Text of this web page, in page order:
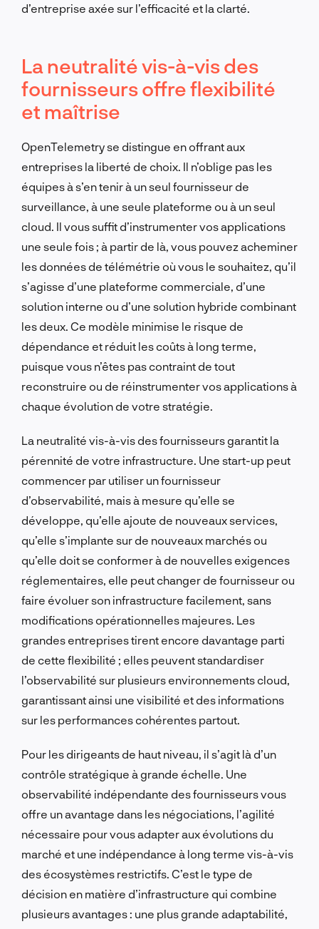
d’entreprise axée sur l’efficacité et la clarté.
La neutralité vis-à-vis des
fournisseurs offre flexibilité
et maîtrise
OpenTelemetry se distingue en offrant aux
entreprises la liberté de choix. Il n’oblige pas les
équipes à s’en tenir à un seul fournisseur de
surveillance, à une seule plateforme ou à un seul
cloud. Il vous suffit d’instrumenter vos applications
une seule fois ; à partir de là, vous pouvez acheminer
les données de télémétrie où vous le souhaitez, qu’il
s’agisse d’une plateforme commerciale, d’une
solution interne ou d’une solution hybride combinant
les deux. Ce modèle minimise le risque de
dépendance et réduit les coûts à long terme,
puisque vous n’êtes pas contraint de tout
reconstruire ou de réinstrumenter vos applications à
chaque évolution de votre stratégie.
La neutralité vis-à-vis des fournisseurs garantit la
pérennité de votre infrastructure. Une start-up peut
commencer par utiliser un fournisseur
d’observabilité, mais à mesure qu’elle se
développe, qu’elle ajoute de nouveaux services,
qu’elle s’implante sur de nouveaux marchés ou
qu’elle doit se conformer à de nouvelles exigences
réglementaires, elle peut changer de fournisseur ou
faire évoluer son infrastructure facilement, sans
modifications opérationnelles majeures. Les
grandes entreprises tirent encore davantage parti
de cette flexibilité ; elles peuvent standardiser
l’observabilité sur plusieurs environnements cloud,
garantissant ainsi une visibilité et des informations
sur les performances cohérentes partout.
Pour les dirigeants de haut niveau, il s’agit là d’un
contrôle stratégique à grande échelle. Une
observabilité indépendante des fournisseurs vous
offre un avantage dans les négociations, l’agilité
nécessaire pour vous adapter aux évolutions du
marché et une indépendance à long terme vis-à-vis
des écosystèmes restrictifs. C’est le type de
décision en matière d’infrastructure qui combine
plusieurs avantages : une plus grande adaptabilité,